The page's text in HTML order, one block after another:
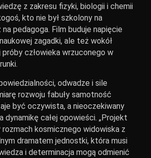
z zakresu fizyki, biologii i chemii
kto nie był szkolony na
pedagoga. Film buduje napięcie
zagadki, ale też wokół
człowieka wrzuconego w
odwadze i sile
rozwoju fabuły samotność
być oczywista, a nieoczekiwany
dynamikę całej opowieści. „Projekt
rozmach kosmicznego widowiska z
dramatem jednostki, która musi
i determinacja mogą odmienić